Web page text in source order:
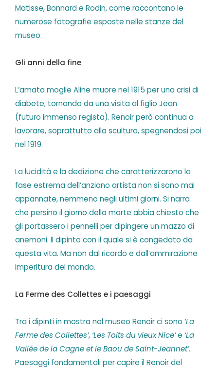
Matisse, Bonnard e Rodin, come raccontano le
numerose fotografie esposte nelle stanze del
museo.
Gli anni della fine
L’amata moglie Aline muore nel 1915 per una crisi di
diabete, tornando da una visita al figlio Jean
(futuro immenso regista). Renoir però continua a
lavorare, soprattutto alla scultura, spegnendosi poi
nel 1919.
La lucidità e la dedizione che caratterizzarono la
fase estrema dell’anziano artista non si sono mai
appannate, nemmeno negli ultimi giorni. Si narra
che persino il giorno della morte abbia chiesto che
gli portassero i pennelli per dipingere un mazzo di
anemoni. Il dipinto con il quale si è congedato da
questa vita. Ma non dal ricordo e dall’ammirazione
imperitura del mondo.
La Ferme des Collettes e i paesaggi
Tra i dipinti in mostra nel museo Renoir ci sono ‘La
Ferme des Collettes’, ‘Les Toits du vieux Nice’e ‘La
Vallée de la Cagne et le Baou de Saint-Jeannet’.
Paesaggi fondamentali per capire il Renoir del